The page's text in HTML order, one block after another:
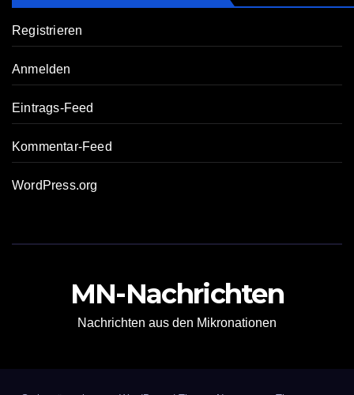
Registrieren
Anmelden
Eintrags-Feed
Kommentar-Feed
WordPress.org
MN-Nachrichten
Nachrichten aus den Mikronationen